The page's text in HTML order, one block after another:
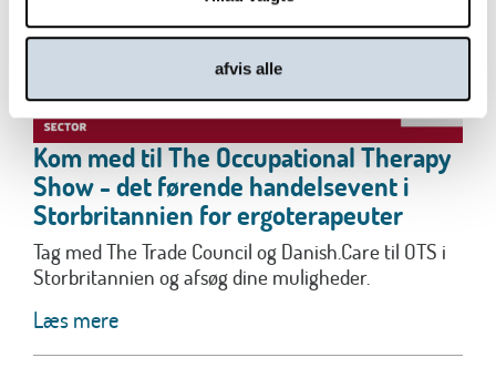
afvis alle
Kom med til The Occupational Therapy
Show - det førende handelsevent i
Storbritannien for ergoterapeuter
Tag med The Trade Council og Danish.Care til OTS i
Storbritannien og afsøg dine muligheder.
Læs mere